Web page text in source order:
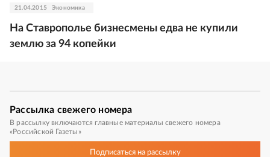
21.04.2015 Экономика
На Ставрополье бизнесмены едва не купили
землю за 94 копейки
Рассылка свежего номера
В рассылку включаются главные материалы свежего номера
«Российской Газеты»
Подписатьсяна рассылку